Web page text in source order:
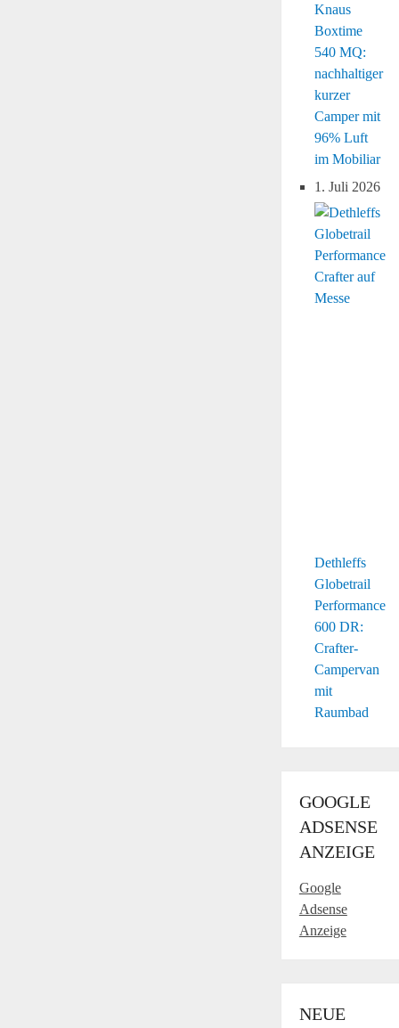
Knaus
Boxtime
540 MQ:
nachhaltiger
kurzer
Camper mit
96% Luft
im Mobiliar
1. Juli 2026
Dethleffs
Globetrail
Performance
600 DR:
Crafter-
Campervan
mit
Raumbad
GOOGLE
ADSENSE
ANZEIGE
Google
Adsense
Anzeige
NEUE